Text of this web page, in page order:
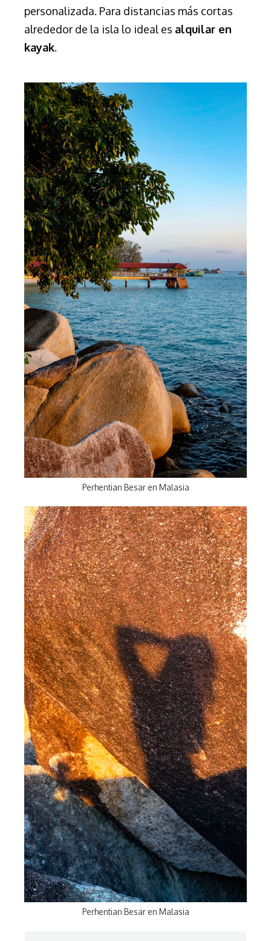
personalizada. Para distancias más cortas
alrededor de la isla lo ideal es alquilar en
kayak.
Perhentian Besar en Malasia
Perhentian Besar en Malasia